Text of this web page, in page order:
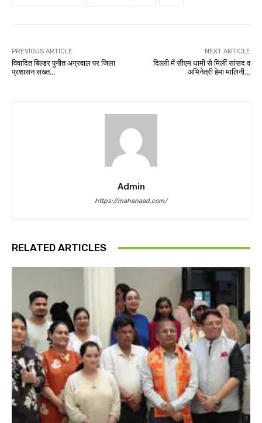
PREVIOUS ARTICLE
विवादित बिल्डर पुनीत अग्रवाल पर जिला
प्रशासन सख्त…
NEXT ARTICLE
दिल्ली में सीएम धामी से मिलीं सांसद व
अभिनेत्री हेमा मालिनी…
Admin
https://mahanaad.com/
RELATED ARTICLES